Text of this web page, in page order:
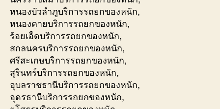
หนองบัวลำภูบริการรถยกของหนัก,
หนองคายบริการรถยกของหนัก,
ร้อยเอ็ดบริการรถยกของหนัก,
สกลนครบริการรถยกของหนัก,
ศรีสะเกษบริการรถยกของหนัก,
สุรินทร์บริการรถยกของหนัก,
อุบลราชธานีบริการรถยกของหนัก,
อุดรธานีบริการรถยกของหนัก,